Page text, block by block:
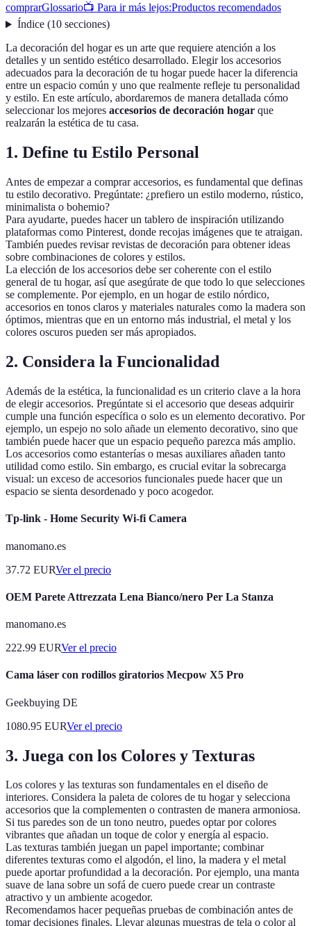
comprarGlossario📺 Para ir más lejos:Productos recomendados
Índice(10 secciones)
La decoración del hogar es un arte que requiere atención a los
detalles y un sentido estético desarrollado. Elegir los accesorios
adecuados para la decoración de tu hogar puede hacer la diferencia
entre un espacio común y uno que realmente refleje tu personalidad
y estilo. En este artículo, abordaremos de manera detallada cómo
seleccionar los mejores accesorios de decoración hogar que
realzarán la estética de tu casa.
1. Define tu Estilo Personal
Antes de empezar a comprar accesorios, es fundamental que definas
tu estilo decorativo. Pregúntate: ¿prefiero un estilo moderno, rústico,
minimalista o bohemio?
Para ayudarte, puedes hacer un tablero de inspiración utilizando
plataformas como Pinterest, donde recojas imágenes que te atraigan.
También puedes revisar revistas de decoración para obtener ideas
sobre combinaciones de colores y estilos.
La elección de los accesorios debe ser coherente con el estilo
general de tu hogar, así que asegúrate de que todo lo que selecciones
se complemente. Por ejemplo, en un hogar de estilo nórdico,
accesorios en tonos claros y materiales naturales como la madera son
óptimos, mientras que en un entorno más industrial, el metal y los
colores oscuros pueden ser más apropiados.
2. Considera la Funcionalidad
Además de la estética, la funcionalidad es un criterio clave a la hora
de elegir accesorios. Pregúntate si el accesorio que deseas adquirir
cumple una función específica o solo es un elemento decorativo. Por
ejemplo, un espejo no solo añade un elemento decorativo, sino que
también puede hacer que un espacio pequeño parezca más amplio.
Los accesorios como estanterías o mesas auxiliares añaden tanto
utilidad como estilo. Sin embargo, es crucial evitar la sobrecarga
visual: un exceso de accesorios funcionales puede hacer que un
espacio se sienta desordenado y poco acogedor.
Tp-link - Home Security Wi-fi Camera
manomano.es
37.72 EURVer el precio
OEM Parete Attrezzata Lena Bianco/nero Per La Stanza
manomano.es
222.99 EURVer el precio
Cama láser con rodillos giratorios Mecpow X5 Pro
Geekbuying DE
1080.95 EURVer el precio
3. Juega con los Colores y Texturas
Los colores y las texturas son fundamentales en el diseño de
interiores. Considera la paleta de colores de tu hogar y selecciona
accesorios que la complementen o contrasten de manera armoniosa.
Si tus paredes son de un tono neutro, puedes optar por colores
vibrantes que añadan un toque de color y energía al espacio.
Las texturas también juegan un papel importante; combinar
diferentes texturas como el algodón, el lino, la madera y el metal
puede aportar profundidad a la decoración. Por ejemplo, una manta
suave de lana sobre un sofá de cuero puede crear un contraste
atractivo y un ambiente acogedor.
Recomendamos hacer pequeñas pruebas de combinación antes de
tomar decisiones finales. Llevar algunas muestras de tela o color al